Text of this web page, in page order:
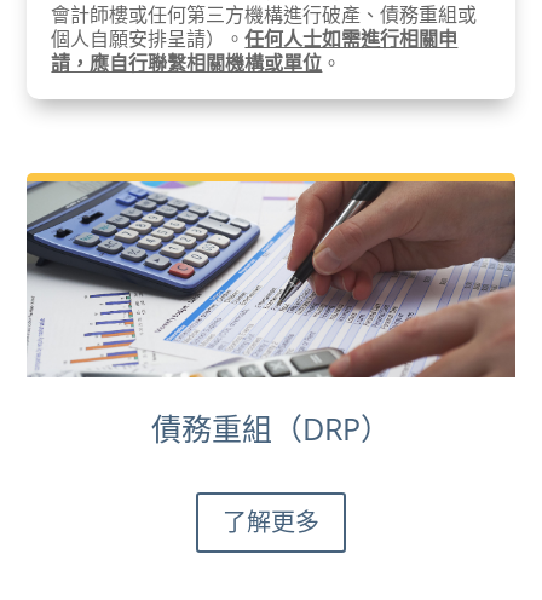
會計師樓或任何第三方機構進行破產、債務重組或
個人自願安排呈請）。任何人士如需進行相關申
請，應自行聯繫相關機構或單位 。
債務重組（DRP）
了解更多